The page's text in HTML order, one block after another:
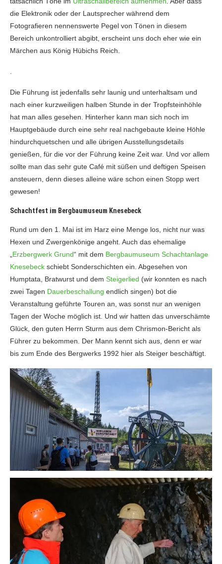
die Elektronik oder der Lautsprecher während dem
Fotografieren nennenswerte Pegel von Tönen in diesem
Bereich unkontrolliert abgibt, erscheint uns doch eher wie ein
Märchen aus König Hübichs Reich.
Die Führung ist jedenfalls sehr launig und unterhaltsam und
nach einer kurzweiligen halben Stunde in der Tropfsteinhöhle
hat man alles gesehen. Hinterher kann man sich noch im
Hauptgebäude durch eine sehr real nachgebaute kleine Höhle
hindurchquetschen und alle übrigen Ausstellungsdetails
genießen, für die vor der Führung keine Zeit war. Und vor allem
sollte man das sehr gute Café mit süßen und deftigen Speisen
ansteuern, denn dieses alleine wäre schon einen Stopp wert
gewesen!
Schachtfest im Bergbaumuseum Knesebeck
Rund um den 1. Mai ist im Harz eine Menge los, nicht nur was
Hexen und Zwergenkönige angeht. Auch das ehemalige
Erzbergwerk Grund“ mit dem Bergbaumuseum Schachtanlage
Knesebeck schiebt Sonderschichten ein. Abgesehen von
Humptata, Bratwurst und dem Steigerlied (wir konnten es nach
zwei Tagen Dauerbeschallung endlich singen) bot die
Veranstaltung geführte Touren an, was sonst nur an wenigen
Tagen der Woche möglich ist. Und wir hatten das unverschämte
Glück, den guten Herrn Sturm aus dem Chrismon-Bericht als
Führer zu bekommen. Der Mann kennt sich aus, denn er war
bis zum Ende des Bergwerks 1992 hier als Steiger beschäftigt.